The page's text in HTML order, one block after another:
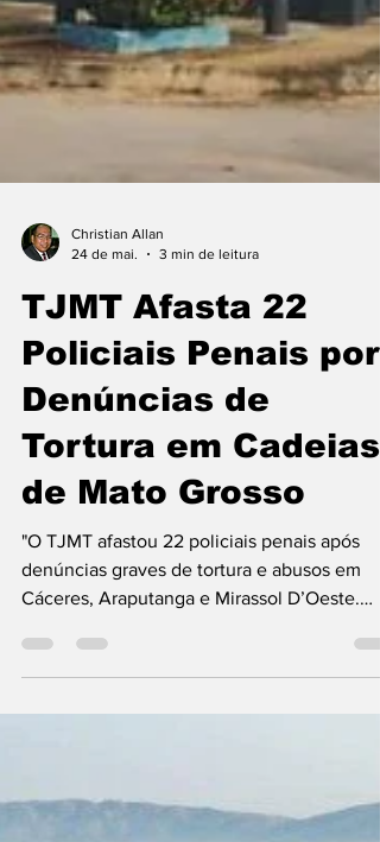
24 de mai.
3 min de leitura
TJMT Afasta 22
Policiais Penais por
Denúncias de
Tortura em Cadeias
de Mato Grosso
"O TJMT afastou 22 policiais penais após
denúncias graves de tortura e abusos em
Cáceres, Araputanga e Mirassol D’Oeste.